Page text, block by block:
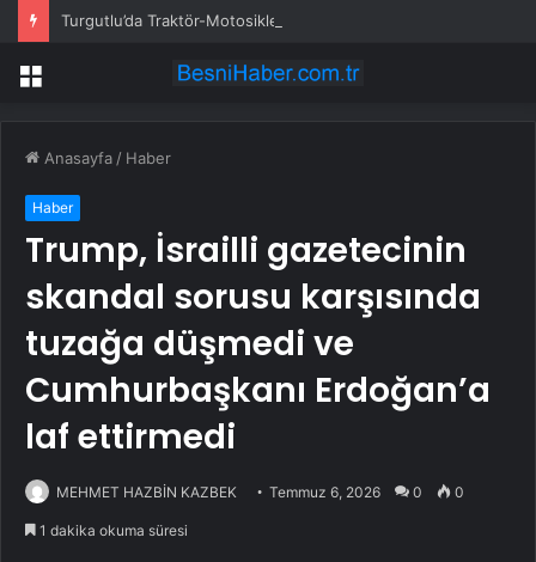
Turgutlu’da Traktör-Motosiklet Kazası
Menü
Anasayfa / Haber
Haber
Trump, İsrailli gazetecinin
skandal sorusu karşısında
tuzağa düşmedi ve
Cumhurbaşkanı Erdoğan’a
laf ettirmedi
MEHMET HAZBİN KAZBEK Temmuz 6, 2026 0 0
1 dakika okuma süresi